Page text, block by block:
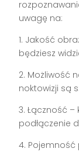
uwagę na:
1. Jakość
będziesz
2. Możliwość
noktowizji są
3. Łączność –
podłączenie
4.